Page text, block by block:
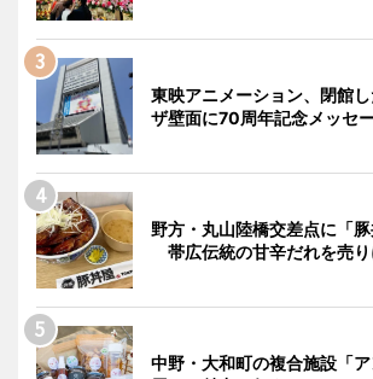
東映アニメーション、閉館
ザ壁面に70周年記念メッセ
野方・丸山陸橋交差点に「豚
帯広伝統の甘辛だれを売り
中野・大和町の複合施設「